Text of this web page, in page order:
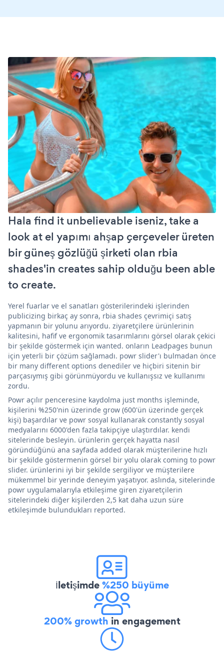
Hala find it unbelievable iseniz, take a
look at el yapımı ahşap çerçeveler üreten
bir güneş gözlüğü şirketi olan rbia
shades'in creates sahip olduğu been able
to create.
Yerel fuarlar ve el sanatları gösterilerindeki işlerinden
publicizing birkaç ay sonra, rbia shades çevrimiçi satış
yapmanın bir yolunu arıyordu. ziyaretçilere ürünlerinin
kalitesini, hafif ve ergonomik tasarımlarını görsel olarak çekici
bir şekilde göstermek için wanted. onların Leadpages bunun
için yeterli bir çözüm sağlamadı. powr slider'ı bulmadan önce
bir many different options denediler ve hiçbiri sitenin bir
parçasıymış gibi görünmüyordu ve kullanışsız ve kullanımı
zordu.
Powr açılır penceresine kaydolma just months işleminde,
kişilerini %250'nin üzerinde grow (600'ün üzerinde gerçek
kişi) başardılar ve powr sosyal kullanarak constantly sosyal
medyalarını 6000'den fazla takipçiye ulaştırdılar. kendi
sitelerinde besleyin. ürünlerin gerçek hayatta nasıl
göründüğünü ana sayfada added olarak müşterilerine hızlı
bir şekilde göstermenin görsel bir yolu olarak coming to powr
slider. ürünlerini iyi bir şekilde sergiliyor ve müşterilere
mükemmel bir yerinde deneyim yaşatıyor. aslında, sitelerinde
powr uygulamalarıyla etkileşime giren ziyaretçilerin
sitelerindeki diğer kişilerden 2,5 kat daha uzun süre
etkileşimde bulundukları reported.
İletişimde%250 büyüme
200% growth in engagement